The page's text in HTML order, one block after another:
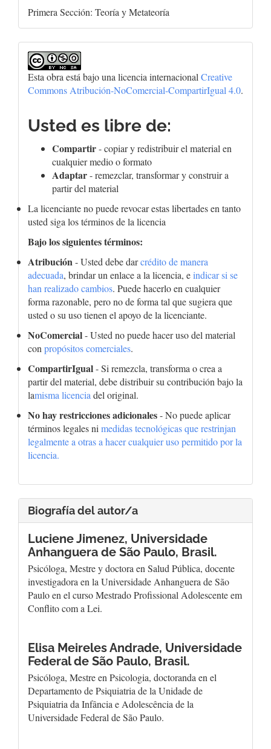
Primera Sección: Teoría y Metateoría
Esta obra está bajo una licencia internacionalCreative
Commons Atribución-NoComercial-CompartirIgual 4.0.
Usted es libre de:
Compartir- copiar y redistribuir el material en
cualquier medio o formato
Adaptar- remezclar, transformar y construir a
partir del material
La licenciante no puede revocar estas libertades en tanto
usted siga los términos de la licencia
Bajo los siguientes términos:
Atribución- Usted debe darcrédito de manera
adecuada, brindar un enlace a la licencia, eindicar si se
han realizado cambios. Puede hacerlo en cualquier
forma razonable, pero no de forma tal que sugiera que
usted o su uso tienen el apoyo de la licenciante.
NoComercial- Usted no puede hacer uso del material
conpropósitos comerciales.
CompartirIgual- Si remezcla, transforma o crea a
partir del material, debe distribuir su contribución bajo la
lamisma licenciadel original.
No hay restricciones adicionales- No puede aplicar
términos legales nimedidas tecnológicas que restrinjan
legalmente a otras a hacer cualquier uso permitido por la
licencia.
Biografía del autor/a
Luciene Jimenez, Universidade
Anhanguera de São Paulo, Brasil.
Psicóloga, Mestre y doctora en Salud Pública, docente
investigadora en la Universidade Anhanguera de São
Paulo en el curso Mestrado Profissional Adolescente em
Conflito com a Lei.
Elisa Meireles Andrade, Universidade
Federal de São Paulo, Brasil.
Psicóloga, Mestre en Psicologia, doctoranda en el
Departamento de Psiquiatria de la Unidade de
Psiquiatria da Infância e Adolescência de la
Universidade Federal de São Paulo.